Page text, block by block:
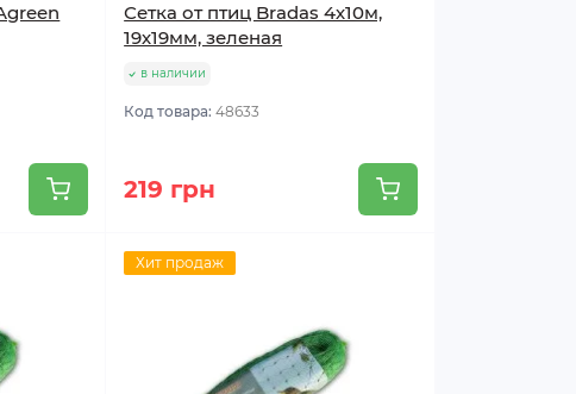
Сетка от птиц Bradas 4х10м,
19х19мм, зеленая
в наличии
Код товара:48633
219 грн
Хит продаж